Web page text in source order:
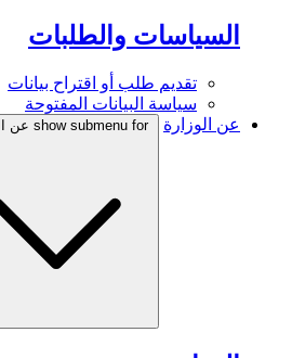
السياسات والطلبات
تقديم طلب أو اقتراح بيانات
سياسة البيانات المفتوحة
عن الوزارة
show submenu for عن الوزارة